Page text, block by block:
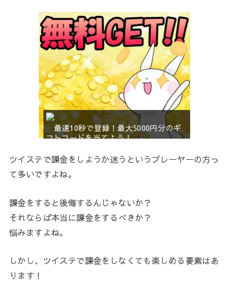
最速10秒で登録！最大5000円分のギ
フトコードを当てよう！
ツイステで課金をしようか迷うというプレーヤーの方っ
て多いですよね。
課金をすると後悔するんじゃないか？
それならば本当に課金をするべきか？
悩みますよね。
しかし、ツイステで課金をしなくても楽しめる要素はあ
ります！